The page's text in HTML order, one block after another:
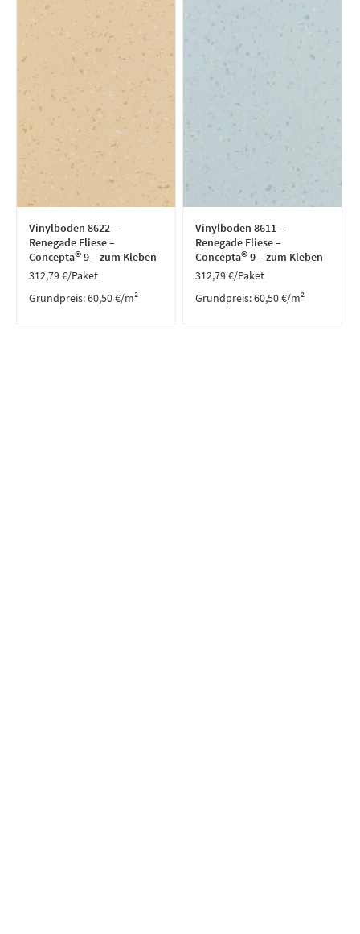
Vinylboden 8622 –
Renegade Fliese –
Concepta© 9 – zum Kleben
312,79€/Paket
Grundpreis:60,50€/m²
Vinylboden 8611 –
Renegade Fliese –
Concepta© 9 – zum Kleben
312,79€/Paket
Grundpreis:60,50€/m²